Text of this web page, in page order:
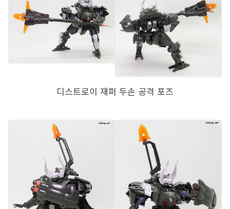
디스트로이 재퍼 두손 공격 포즈